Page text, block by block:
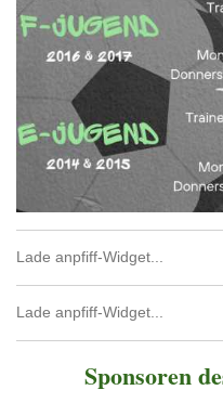
Lade anpfiff-Widget...
Lade anpfiff-Widget...
Sponsoren